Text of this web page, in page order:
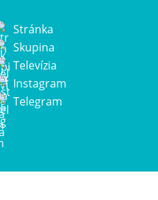
Stránka
Skupina
Televízia
Instagram
Telegram